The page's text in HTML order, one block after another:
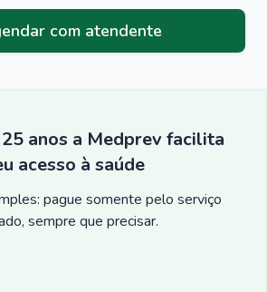
com atendente
anos a Medprev facilita
acesso à saúde
pague somente pelo serviço
sempre que precisar.